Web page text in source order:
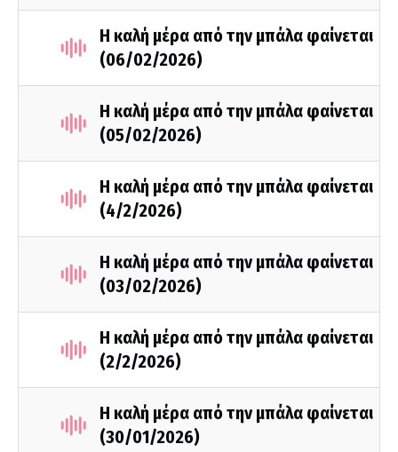
Η καλή μέρα από την μπάλα φαίνεται
(06/02/2026)
Η καλή μέρα από την μπάλα φαίνεται
(05/02/2026)
Η καλή μέρα από την μπάλα φαίνεται
(4/2/2026)
Η καλή μέρα από την μπάλα φαίνεται
(03/02/2026)
Η καλή μέρα από την μπάλα φαίνεται
(2/2/2026)
Η καλή μέρα από την μπάλα φαίνεται
(30/01/2026)